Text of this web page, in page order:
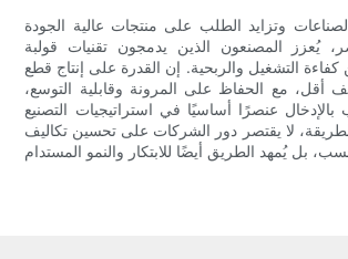
وتزايد الطلب على منتجات عالية الجودة
يُعزز المصنعون الذين يدمجون تقنيات قولبة
كفاءة التشغيل والربحية. إن القدرة على إنتاج قطع
أقل، مع الحفاظ على المرونة وقابلية التوسع،
بالإدخال عنصرًا أساسيًا في استراتيجيات التصنيع
الطريقة، لا يقتصر دور الشركات على تحسين تكاليف